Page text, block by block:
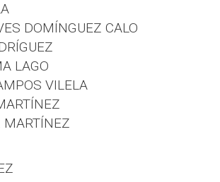
DOMÍNGUEZ CALO
LAGO
VILELA